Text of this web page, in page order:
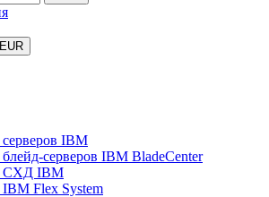
EUR
IBM
серверов IBM BladeCenter
СХД IBM
Flex System